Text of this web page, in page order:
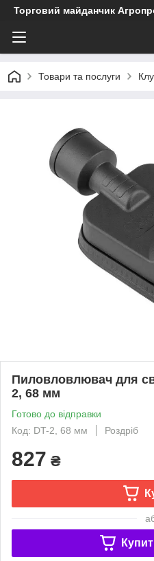
Торговий майданчик
Товари та послуги
Пиловловлювач для
2, 68 мм
Готово до відправки
Код: DT-2, 68 мм
Роздріб
827 ₴